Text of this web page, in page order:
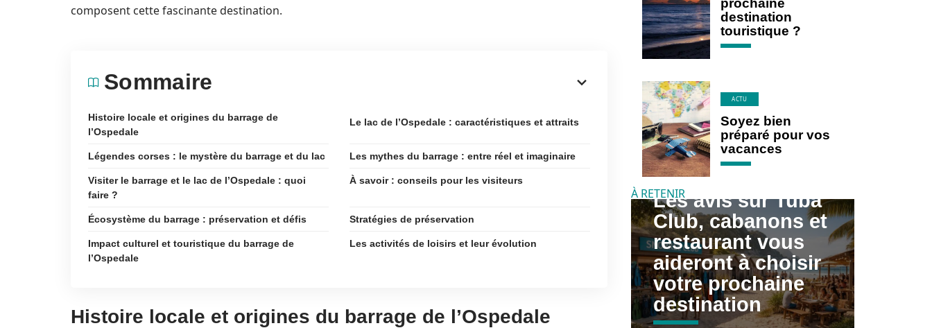
composent cette fascinante destination.
Sommaire
Histoire locale et origines du barrage de
l’Ospedale
Le lac de l’Ospedale : caractéristiques et attraits
Légendes corses : le mystère du barrage et du lac Les mythes du barrage : entre réel et imaginaire
Visiter le barrage et le lac de l’Ospedale : quoi
faire ?
À savoir : conseils pour les visiteurs
Écosystème du barrage : préservation et défis Stratégies de préservation
Impact culturel et touristique du barrage de
l’Ospedale
Les activités de loisirs et leur évolution
Histoire locale et origines du barrage de l’Ospedale
prochaine
destination
touristique ?
ACTU
Soyez bien
préparé pour vos
vacances
À RETENIR
Les avis sur Tuba
Club, cabanons et
restaurant vous
aideront à choisir
votre prochaine
destination